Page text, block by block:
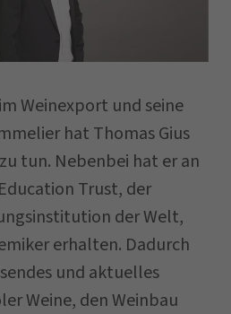
Weinexport und seine
hat Thomas Gius
tun. Nebenbei hat er an
Trust, der
der Welt,
erhalten. Dadurch
und aktuelles
Weine, den Weinbau